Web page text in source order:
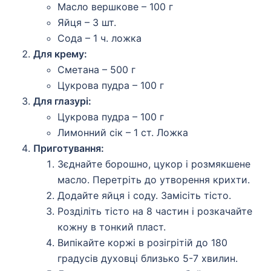
Масло вершкове – 100 г
Яйця – 3 шт.
Сода – 1 ч. ложка
Для крему:
Сметана – 500 г
Цукрова пудра – 100 г
Для глазурі:
Цукрова пудра – 100 г
Лимонний сік – 1 ст. Ложка
Приготування:
Зєднайте борошно, цукор і розмякшене
масло. Перетріть до утворення крихти.
Додайте яйця і соду. Замісіть тісто.
Розділіть тісто на 8 частин і розкачайте
кожну в тонкий пласт.
Випікайте коржі в розігрітій до 180
градусів духовці близько 5-7 хвилин.